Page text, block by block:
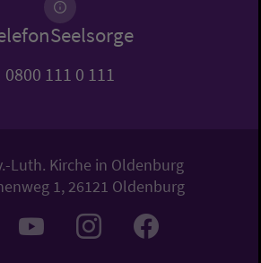
0800 111 0 111
Luth. Kirche in Oldenburg
1, 26121 Oldenburg